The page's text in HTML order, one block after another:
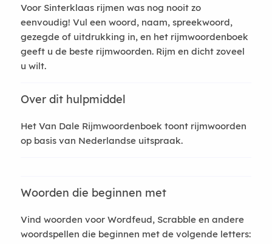
Voor Sinterklaas rijmen was nog nooit zo
eenvoudig! Vul een woord, naam, spreekwoord,
gezegde of uitdrukking in, en het rijmwoordenboek
geeft u de beste rijmwoorden. Rijm en dicht zoveel
u wilt.
Over dit hulpmiddel
Het Van Dale Rijmwoordenboek toont rijmwoorden
op basis van Nederlandse uitspraak.
Woorden die beginnen met
Vind woorden voor Wordfeud, Scrabble en andere
woordspellen die beginnen met de volgende letters: